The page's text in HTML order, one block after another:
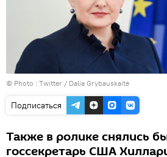
© Photo : Тwitter / Dalia Grybauskaitė
Подписаться
Также в ролике снялись
госсекретарь США